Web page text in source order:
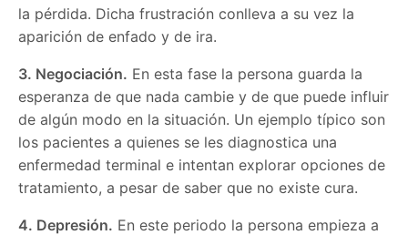
la pérdida. Dicha frustración conlleva a su vez la
aparición de enfado y de ira.
3. Negociación. En esta fase la persona guarda la
esperanza de que nada cambie y de que puede influir
de algún modo en la situación. Un ejemplo típico son
los pacientes a quienes se les diagnostica una
enfermedad terminal e intentan explorar opciones de
tratamiento, a pesar de saber que no existe cura.
4. Depresión. En este periodo la persona empieza a